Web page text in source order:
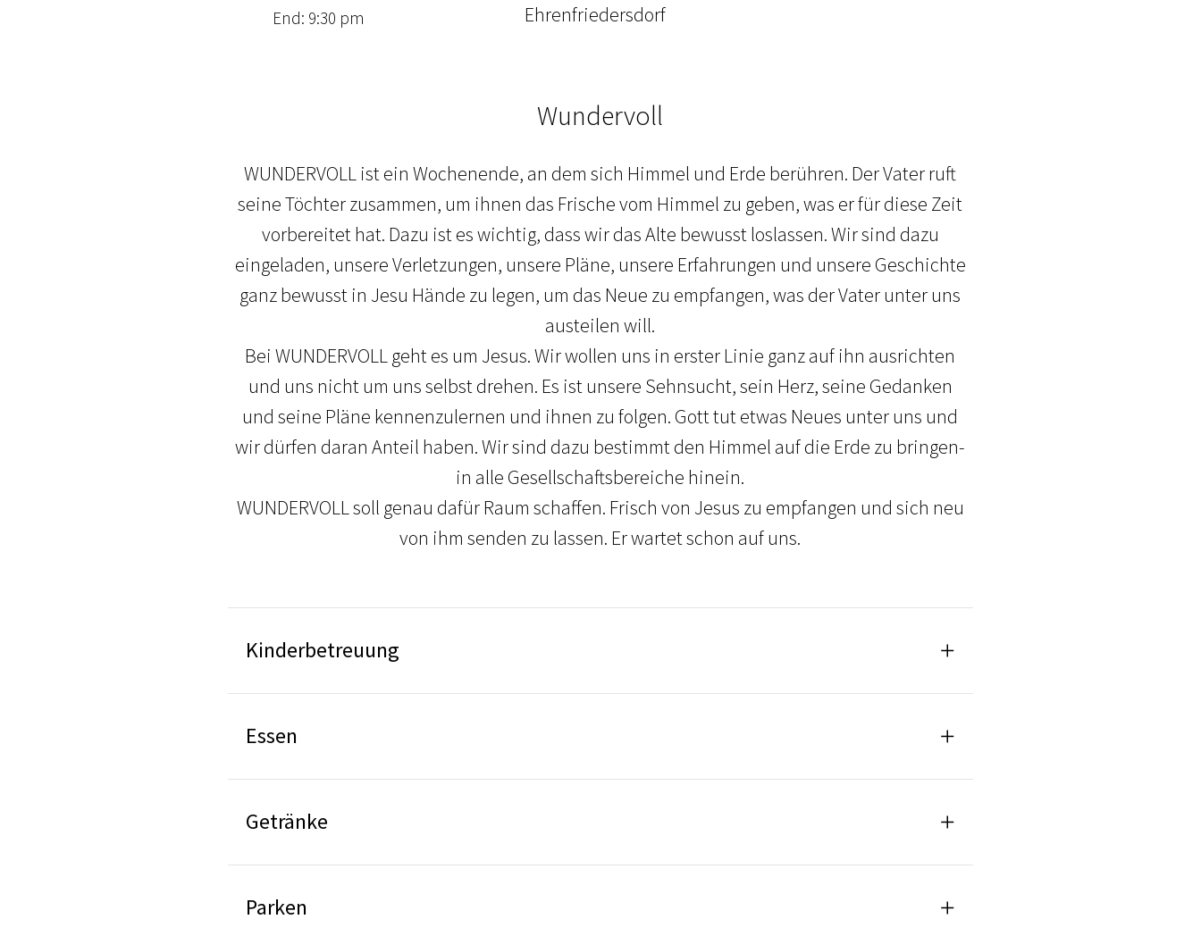
End: 9:30 pm
Ehrenfriedersdorf
Wundervoll
WUNDERVOLL ist ein Wochenende, an dem sich Himmel und Erde berühren. Der Vater ruft
seine Töchter zusammen, um ihnen das Frische vom Himmel zu geben, was er für diese Zeit
vorbereitet hat. Dazu ist es wichtig, dass wir das Alte bewusst loslassen. Wir sind dazu
eingeladen, unsere Verletzungen, unsere Pläne, unsere Erfahrungen und unsere Geschichte
ganz bewusst in Jesu Hände zu legen, um das Neue zu empfangen, was der Vater unter uns
austeilen will.
Bei WUNDERVOLL geht es um Jesus. Wir wollen uns in erster Linie ganz auf ihn ausrichten
und uns nicht um uns selbst drehen. Es ist unsere Sehnsucht, sein Herz, seine Gedanken
und seine Pläne kennenzulernen und ihnen zu folgen. Gott tut etwas Neues unter uns und
wir dürfen daran Anteil haben. Wir sind dazu bestimmt den Himmel auf die Erde zu bringen-
in alle Gesellschaftsbereiche hinein.
WUNDERVOLL soll genau dafür Raum schaffen. Frisch von Jesus zu empfangen und sich neu
von ihm senden zu lassen. Er wartet schon auf uns.
Kinderbetreuung
Essen
Getränke
Parken